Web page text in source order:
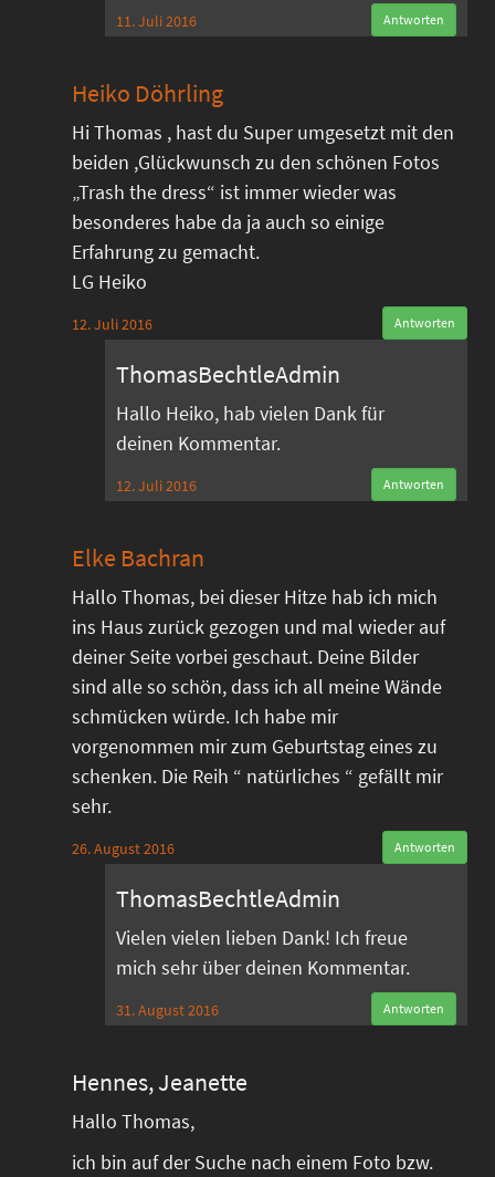
11. Juli 2016 Antworten
Heiko Döhrling
Hi Thomas , hast du Super umgesetzt mit den
beiden ,Glückwunsch zu den schönen Fotos
„Trash the dress“ ist immer wieder was
besonderes habe da ja auch so einige
Erfahrung zu gemacht.
LG Heiko
12. Juli 2016 Antworten
ThomasBechtleAdmin
Hallo Heiko, hab vielen Dank für
deinen Kommentar.
12. Juli 2016 Antworten
Elke Bachran
Hallo Thomas, bei dieser Hitze hab ich mich
ins Haus zurück gezogen und mal wieder auf
deiner Seite vorbei geschaut. Deine Bilder
sind alle so schön, dass ich all meine Wände
schmücken würde. Ich habe mir
vorgenommen mir zum Geburtstag eines zu
schenken. Die Reih “ natürliches “ gefällt mir
sehr.
26. August 2016 Antworten
ThomasBechtleAdmin
Vielen vielen lieben Dank! Ich freue
mich sehr über deinen Kommentar.
31. August 2016 Antworten
Hennes, Jeanette
Hallo Thomas,
ich bin auf der Suche nach einem Foto bzw.